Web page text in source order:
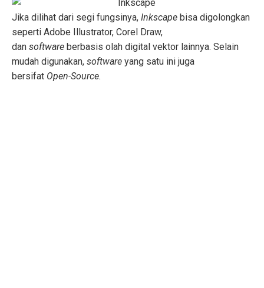
Jika dilihat dari segi fungsinya, Inkscape bisa digolongkan
seperti Adobe Illustrator, Corel Draw,
dan software berbasis olah digital vektor lainnya. Selain
mudah digunakan, software yang satu ini juga
bersifat Open-Source.